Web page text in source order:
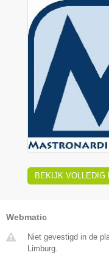
BEKIJK VOLLEDIG
Webmatic
Niet gevestigd in de
Limburg.